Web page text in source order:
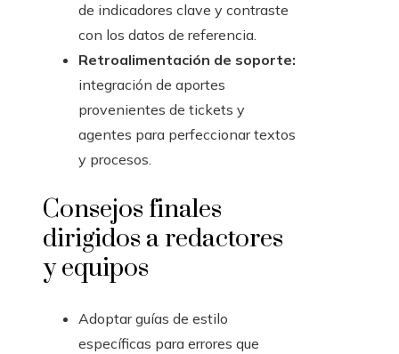
de indicadores clave y contraste
con los datos de referencia.
Retroalimentación de soporte:
integración de aportes
provenientes de tickets y
agentes para perfeccionar textos
y procesos.
Consejos finales
dirigidos a redactores
y equipos
Adoptar guías de estilo
específicas para errores que